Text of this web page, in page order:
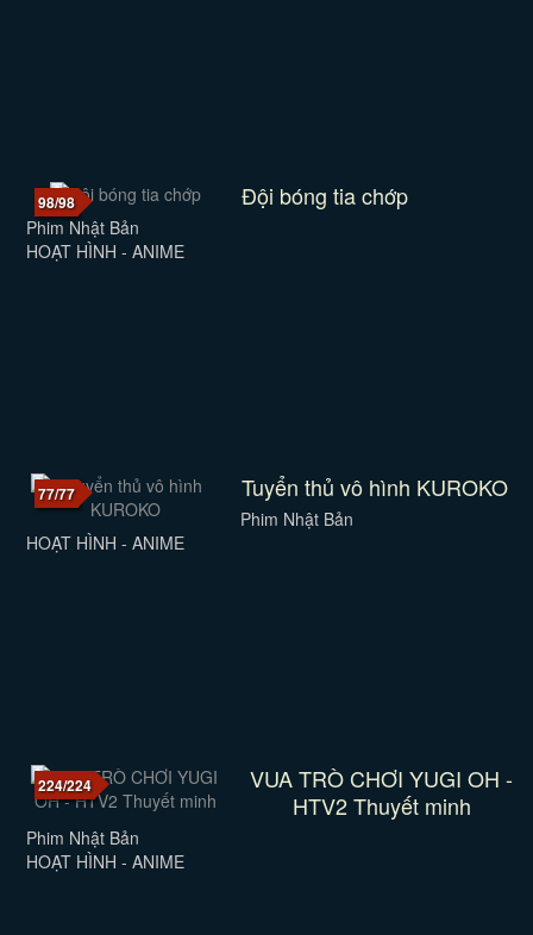
98/98 Đội bóng tia chớp
Phim Nhật Bản
HOẠT HÌNH - ANIME
77/77 Tuyển thủ vô hình KUROKO
Phim Nhật Bản
HOẠT HÌNH - ANIME
224/224
VUA TRÒ CHƠI YUGI OH -
HTV2 Thuyết minh
Phim Nhật Bản
HOẠT HÌNH - ANIME